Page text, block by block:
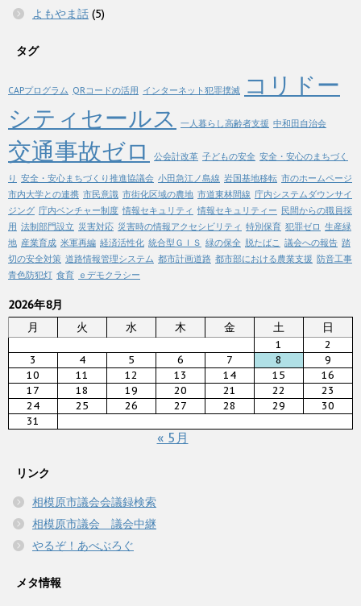
よもやま話 (5)
タグ
CAPプログラム QRコードの活用 インターネット犯罪撲滅
コリドー
シティセールス
一人暮らし高齢者支援 中和田自治会
交通事故ゼロ 公会計改革 子どもの安全 安全・安心のまちづく
り 安全・安心まちづくり推進協議会 小田急江ノ島線 岩国基地移転 市のホームページ
市内大学との連携 市民意識 市街化区域の農地 市道東林間線 庁内システムダウンサイ
ジング 庁内ベンチャー制度 情報セキュリティ 情報セキュリティー 民間からの職員採
用 法制部門設立 災害対応 災害時の情報アクセシビリティ 特別保育 犯罪ゼロ 生産緑
地 産業育成 米軍再編 経済活性化 統合型ＧＩＳ 緑の保全 脱たばこ 議会への報告 踏
切の安全対策 道路情報管理システム 都市計画道路 都市部における農業支援 防音工事
青色防犯灯 食育 ｅデモクラシー
2026年8月
月
火 水 木 金 土 日
1
2
3
4 5 6 7 8
9
10
11 12 13 14 15
16
17
18 19 20 21 22
23
24
25 26 27 28 29
30
31
« 5月
リンク
相模原市議会会議録検索
相模原市議会 議会中継
やるぞ！あべぶろぐ
メタ情報